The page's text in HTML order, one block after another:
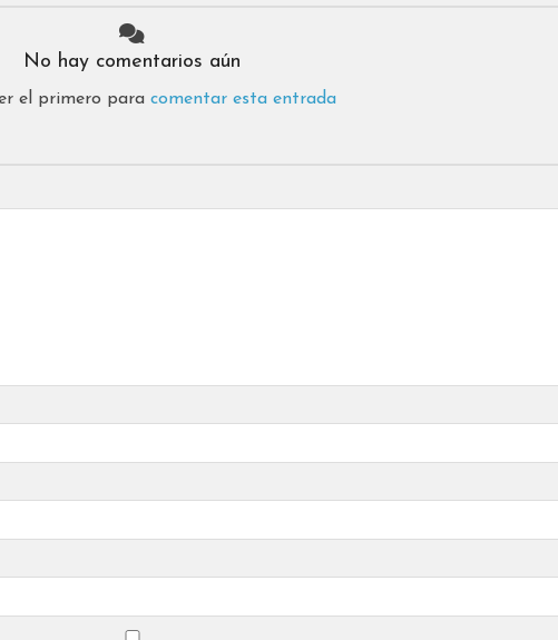
No hay comentarios aún
el primero paracomentar esta entrada